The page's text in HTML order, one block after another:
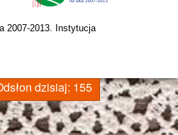
2007-2013. Instytucja
dzisiaj: 155